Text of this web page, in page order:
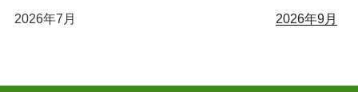
2026年7月 2026年9月